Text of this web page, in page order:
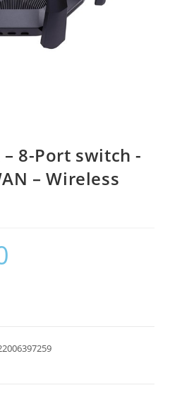
– 8-Port switch -
– Wireless